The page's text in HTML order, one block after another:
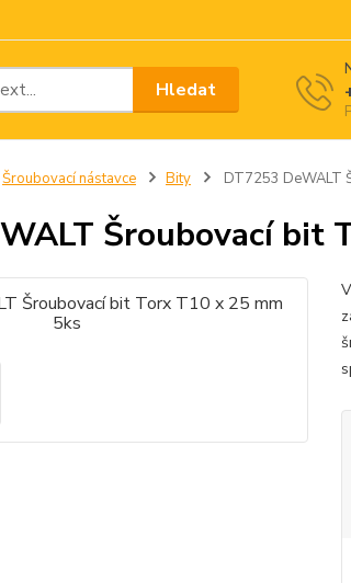
Hledat
Šroubovací nástavce Bity DT7253 DeWALT
Šroubovací bit